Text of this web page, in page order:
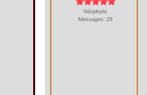
Néophyte
Messages: 29